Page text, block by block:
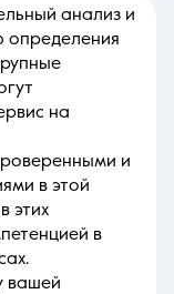
анализ и
определения
на
и
в этой
этих
в
вашей